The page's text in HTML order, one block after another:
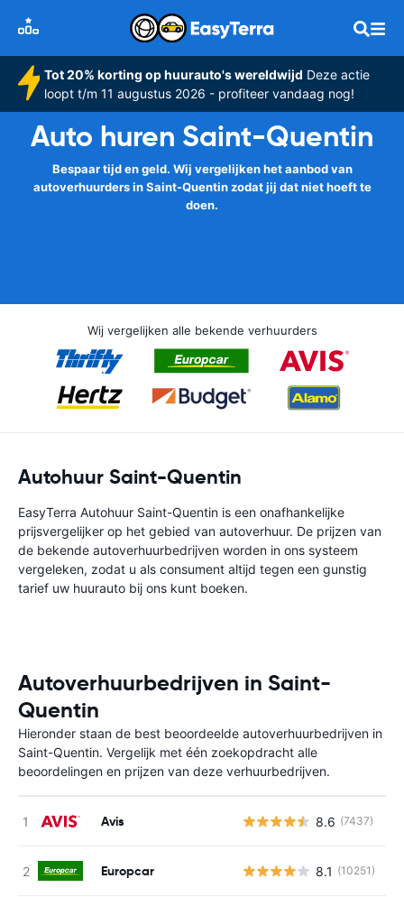
Tot 20% korting op huurauto's wereldwijd Deze actie
loopt t/m 11 augustus 2026 - profiteer vandaag nog!
Auto huren Saint-Quentin
Bespaar tijd en geld. Wij vergelijken het aanbod van
autoverhuurders in Saint-Quentin zodat jij dat niet hoeft te
doen.
Wij vergelijken alle bekende verhuurders
Autohuur Saint-Quentin
EasyTerra Autohuur Saint-Quentin is een onafhankelijke
prijsvergelijker op het gebied van autoverhuur. De prijzen van
de bekende autoverhuurbedrijven worden in ons systeem
vergeleken, zodat u als consument altijd tegen een gunstig
tarief uw huurauto bij ons kunt boeken.
Autoverhuurbedrijven in Saint-
Quentin
Hieronder staan de best beoordeelde autoverhuurbedrijven in
Saint-Quentin. Vergelijk met één zoekopdracht alle
beoordelingen en prijzen van deze verhuurbedrijven.
Avis 8.6 (7437)
Europcar 8.1 (10251)